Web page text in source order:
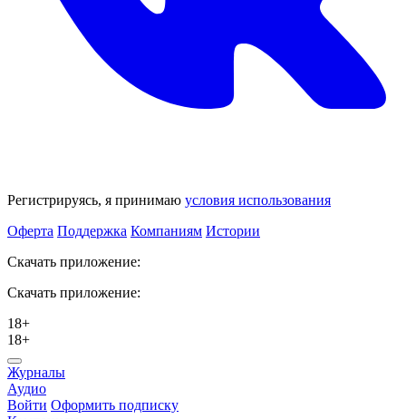
Регистрируясь, я принимаю условия использования
Оферта Поддержка Компаниям Истории
Скачать приложение:
Скачать приложение:
18+
18+
Журналы
Аудио
Войти Оформить подписку